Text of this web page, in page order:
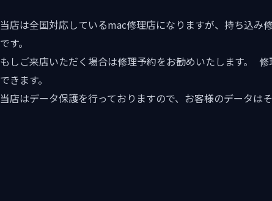
当店は全国対応しているmac修理店になりますが、持ち込み
です。
もしご来店いただく場合は修理予約をお勧めいたします。
できます。
当店はデータ保護を行っておりますので、お客様のデータは